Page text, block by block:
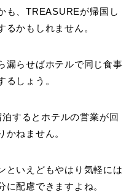
も、TREASUREが帰国し
かもしれません。
漏らせばホテルで同じ食事
るしょう。
するとホテルの営業が回
かねません。
といえどもやはり気軽には
に配慮できますよね。